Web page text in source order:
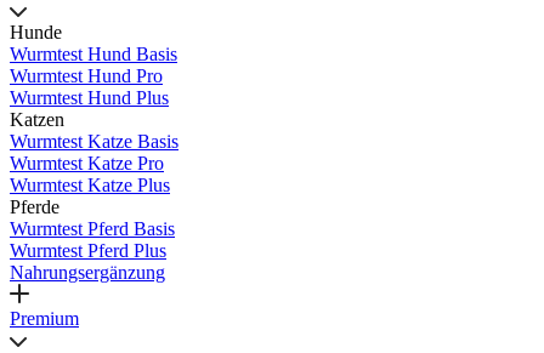
Hunde
Wurmtest Hund Basis
Wurmtest Hund Pro
Wurmtest Hund Plus
Katzen
Wurmtest Katze Basis
Wurmtest Katze Pro
Wurmtest Katze Plus
Pferde
Wurmtest Pferd Basis
Wurmtest Pferd Plus
Nahrungsergänzung
Premium